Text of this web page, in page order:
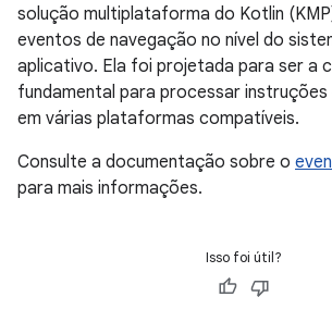
solução multiplataforma do Kotlin
eventos de navegação no nível do
aplicativo. Ela foi projetada para ser a
fundamental para processar instruções
em várias plataformas compatíveis.
Consulte a documentação sobre o
para mais informações.
Isso foi útil?